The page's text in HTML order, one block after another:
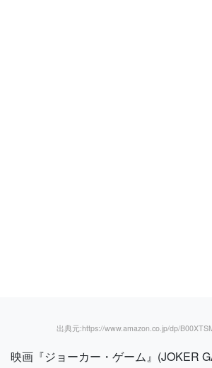
出典元:https://www.amazon.co.jp/dp/
映画『ジョーカー・ゲーム』(JOKER